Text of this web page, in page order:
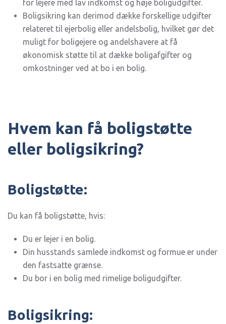
for lejere med lav indkomst og høje boligudgifter.
Boligsikring kan derimod dække forskellige udgifter
relateret til ejerbolig eller andelsbolig, hvilket gør det
muligt for boligejere og andelshavere at få
økonomisk støtte til at dække boligafgifter og
omkostninger ved at bo i en bolig.
Hvem kan få boligstøtte
eller boligsikring?
Boligstøtte:
Du kan få boligstøtte, hvis:
Du er lejer i en bolig.
Din husstands samlede indkomst og formue er under
den fastsatte grænse.
Du bor i en bolig med rimelige boligudgifter.
Boligsikring: